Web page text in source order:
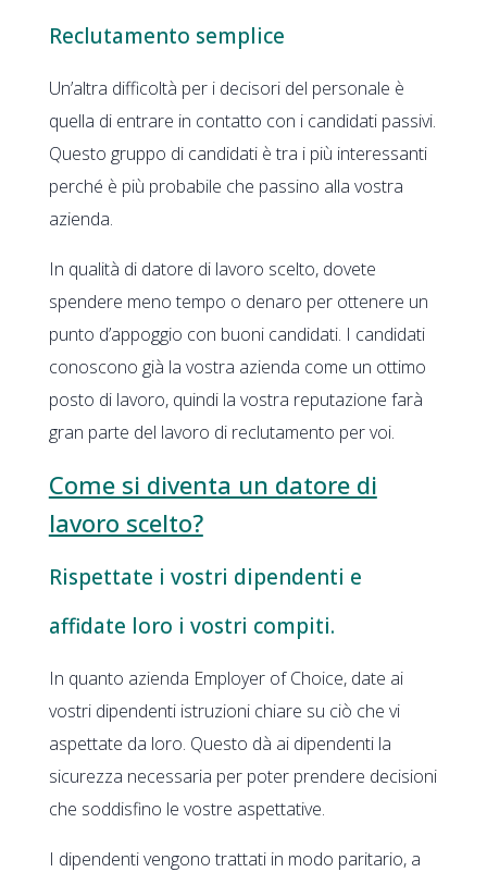
Reclutamento semplice
Un’altra difficoltà per i decisori del personale è
quella di entrare in contatto con i candidati passivi.
Questo gruppo di candidati è tra i più interessanti
perché è più probabile che passino alla vostra
azienda.
In qualità di datore di lavoro scelto, dovete
spendere meno tempo o denaro per ottenere un
punto d’appoggio con buoni candidati. I candidati
conoscono già la vostra azienda come un ottimo
posto di lavoro, quindi la vostra reputazione farà
gran parte del lavoro di reclutamento per voi.
Come si diventa un datore di
lavoro scelto?
Rispettate i vostri dipendenti e
affidate loro i vostri compiti.
In quanto azienda Employer of Choice, date ai
vostri dipendenti istruzioni chiare su ciò che vi
aspettate da loro. Questo dà ai dipendenti la
sicurezza necessaria per poter prendere decisioni
che soddisfino le vostre aspettative.
I dipendenti vengono trattati in modo paritario, a